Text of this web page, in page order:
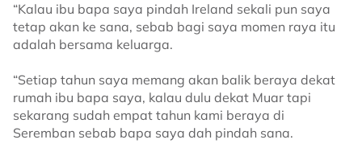
“Kalau ibu bapa saya pindah Ireland sekali pun saya
tetap akan ke sana, sebab bagi saya momen raya itu
adalah bersama keluarga.
“Setiap tahun saya memang akan balik beraya dekat
rumah ibu bapa saya, kalau dulu dekat Muar tapi
sekarang sudah empat tahun kami beraya di
Seremban sebab bapa saya dah pindah sana.